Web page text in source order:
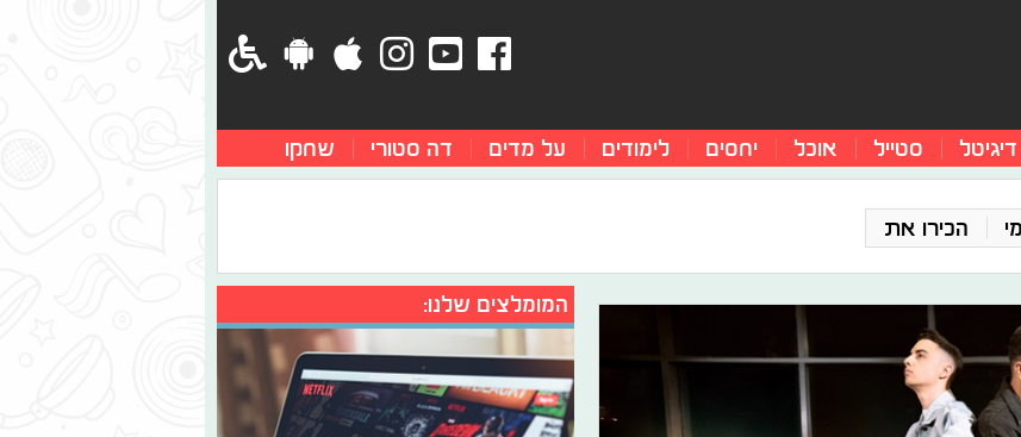
דיגיטל סטייל אוכל יחסים לימודים על מדים דה סטורי שחקו
הכירו את
המומלצים שלנו: